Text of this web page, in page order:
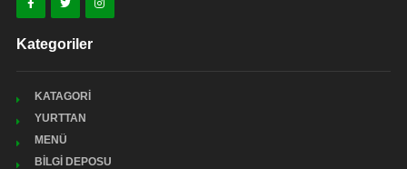
Kategoriler
KATAGORİ
YURTTAN
MENÜ
BİLGİ DEPOSU